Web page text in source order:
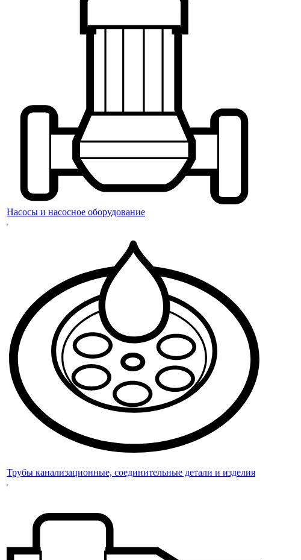
Насосы и насосное оборудование
Трубы канализационные, соединительные детали и изделия